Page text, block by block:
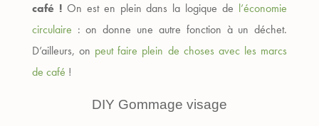
café ! On est en plein dans la logique de l’économie
circulaire : on donne une autre fonction à un déchet.
D’ailleurs, on peut faire plein de choses avec les marcs
de café !
DIY Gommage visage